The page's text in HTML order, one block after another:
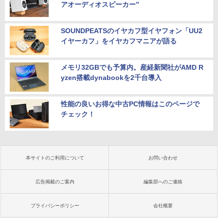
アオーディオスピーカー”
SOUNDPEATSのイヤカフ型イヤフォン「UU2
イヤーカフ」をイヤカフマニアが語る
メモリ32GBでも予算内。産経新聞社がAMD R
yzen搭載dynabookを2千台導入
性能の良いお得な中古PC情報はこのページで
チェック！
本サイトのご利用について お問い合わせ
広告掲載のご案内 編集部へのご連絡
プライバシーポリシー 会社概要